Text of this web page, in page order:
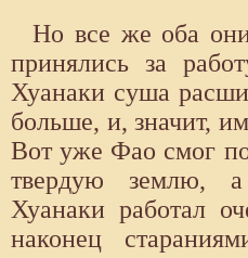
Но все же оба
принялись за
Хуанаки суша
больше, и, значит,
Вот уже Фао смог
твердую землю,
Хуанаки работал
наконец